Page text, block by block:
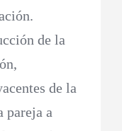
de la
de la
pareja a